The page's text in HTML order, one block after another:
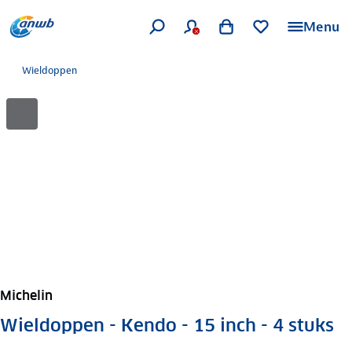
Menu
Wieldoppen
Michelin
Wieldoppen - Kendo - 15 inch - 4 stuks